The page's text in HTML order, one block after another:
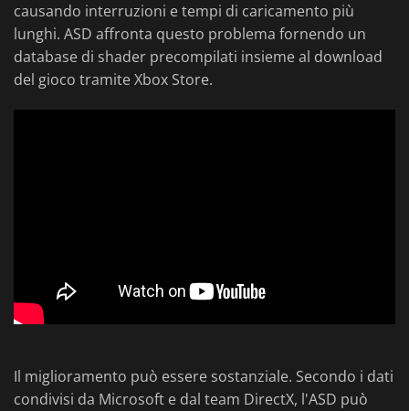
causando interruzioni e tempi di caricamento più
lunghi. ASD affronta questo problema fornendo un
database di shader precompilati insieme al download
del gioco tramite Xbox Store.
Il miglioramento può essere sostanziale. Secondo i dati
condivisi da Microsoft e dal team DirectX, l'ASD può